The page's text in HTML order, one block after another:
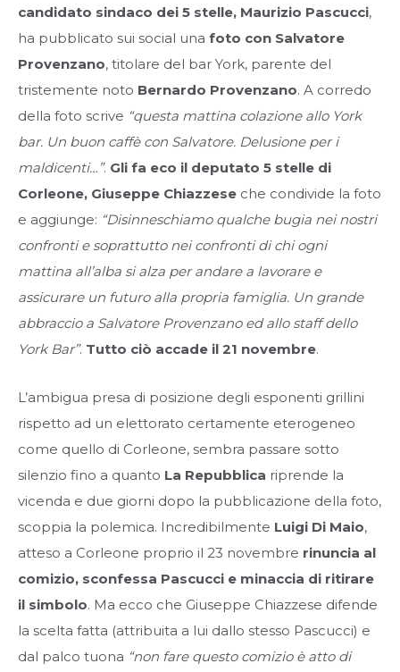
candidato sindaco dei 5 stelle, Maurizio Pascucci,
ha pubblicato sui social una foto con Salvatore
Provenzano, titolare del bar York, parente del
tristemente noto Bernardo Provenzano. A corredo
della foto scrive “questa mattina colazione allo York
bar. Un buon caffè con Salvatore. Delusione per i
maldicenti…”. Gli fa eco il deputato 5 stelle di
Corleone, Giuseppe Chiazzese che condivide la foto
e aggiunge: “Disinneschiamo qualche bugia nei nostri
confronti e soprattutto nei confronti di chi ogni
mattina all’alba si alza per andare a lavorare e
assicurare un futuro alla propria famiglia. Un grande
abbraccio a Salvatore Provenzano ed allo staff dello
York Bar”. Tutto ciò accade il 21 novembre.
L’ambigua presa di posizione degli esponenti grillini
rispetto ad un elettorato certamente eterogeneo
come quello di Corleone, sembra passare sotto
silenzio fino a quanto La Repubblica riprende la
vicenda e due giorni dopo la pubblicazione della foto,
scoppia la polemica. Incredibilmente Luigi Di Maio,
atteso a Corleone proprio il 23 novembre rinuncia al
comizio, sconfessa Pascucci e minaccia di ritirare
il simbolo. Ma ecco che Giuseppe Chiazzese difende
la scelta fatta (attribuita a lui dallo stesso Pascucci) e
dal palco tuona “non fare questo comizio è atto di